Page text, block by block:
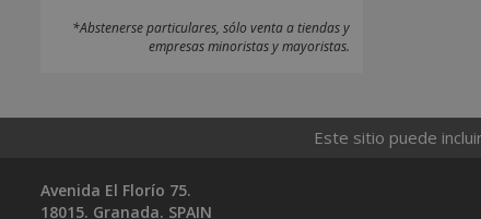
*Abstenerse particulares, sólo venta a tiendas y
empresas minoristas y mayoristas.
Este sitio puede
Avenida El Florío 75.
18015. Granada. SPAIN